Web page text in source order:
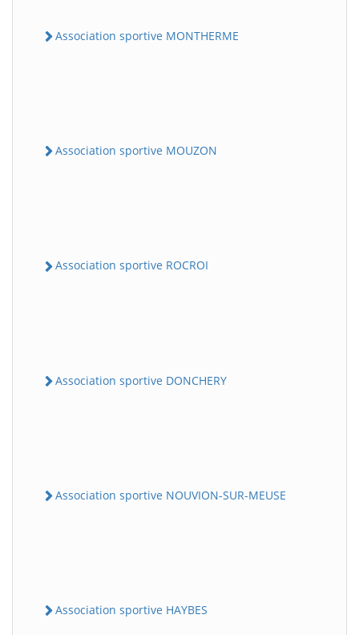
Association sportive MONTHERME
Association sportive MOUZON
Association sportive ROCROI
Association sportive DONCHERY
Association sportive NOUVION-SUR-MEUSE
Association sportive HAYBES